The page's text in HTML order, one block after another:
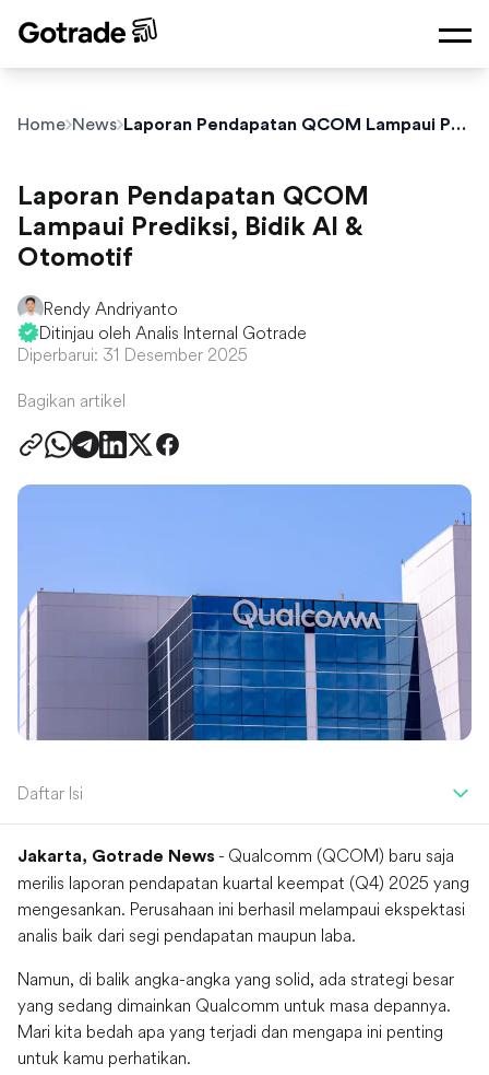
Home News Laporan Pendapatan QCOM Lampaui Prediksi, Bidik AI & Otomotif
Laporan Pendapatan QCOM
Lampaui Prediksi, Bidik AI &
Otomotif
Rendy Andriyanto
Ditinjau oleh Analis Internal Gotrade
Diperbarui: 31 Desember 2025
Bagikan artikel
Daftar Isi
Jakarta, Gotrade News - Qualcomm (QCOM) baru saja
merilis laporan pendapatan kuartal keempat (Q4) 2025 yang
mengesankan. Perusahaan ini berhasil melampaui ekspektasi
analis baik dari segi pendapatan maupun laba.
Namun, di balik angka-angka yang solid, ada strategi besar
yang sedang dimainkan Qualcomm untuk masa depannya.
Mari kita bedah apa yang terjadi dan mengapa ini penting
untuk kamu perhatikan.